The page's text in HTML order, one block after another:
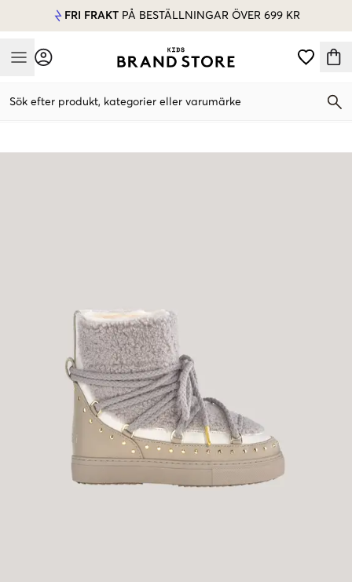
FRI FRAKT PÅ BESTÄLLNINGAR ÖVER 699 KR
Mobile Menu
Sök efter produkt, kategorier eller varumärke